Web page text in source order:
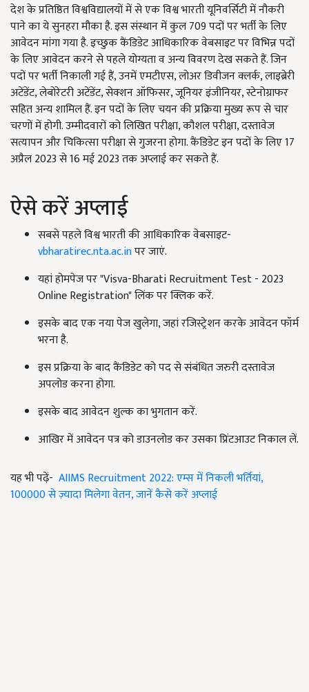
देश के प्रतिष्ठित विश्वविद्यालयों में से एक विश्व भारती यूनिवर्सिटी में नौकरी
पाने का ये सुनहरा मौका है. इस संस्थान में कुल 709 पदों पर भर्ती के लिए
आवेदन मांगा गया है. इच्छुक कैंडिडेट आधिकारिक वेबसाइट पर विभिन्न पदों
के लिए आवेदन करने से पहले योग्यता व अन्य विवरण देख सकते हैं. जिन
पदों पर भर्ती निकाली गई हैं, उनमें एमटीएस, लोअर डिवीजन क्लर्क, लाइब्रेरी
अटेंडेंट, लेबोरेटरी अटेंडेंट, सेक्शन ऑफिसर, जूनियर इंजीनियर, स्टेनोग्राफर
सहित अन्य शामिल हैं. इन पदों के लिए चयन की प्रक्रिया मुख्य रूप से चार
चरणों में होगी. उम्मीदवारों को लिखित परीक्षा, कौशल परीक्षा, दस्तावेज
सत्यापन और चिकित्सा परीक्षा से गुजरना होगा. कैंडिडेट इन पदों के लिए 17
अप्रैल 2023 से 16 मई 2023 तक अप्लाई कर सकते हैं.
ऐसे करें अप्लाई
सबसे पहले विश्व भारती की आधिकारिक वेबसाइट-
vbharatirec.nta.ac.inपर जाएं.
यहां होमपेज पर "Visva-Bharati Recruitment Test - 2023
Online Registration" लिंक पर क्लिक करें.
इसके बाद एक नया पेज खुलेगा, जहां रजिस्ट्रेशन करके आवेदन फॉर्म
भरना है.
इस प्रक्रिया के बाद कैंडिडेट को पद से संबंधित जरुरी दस्तावेज
अपलोड करना होगा.
इसके बाद आवेदन शुल्क का भुगतान करें.
आखिर में आवेदन पत्र को डाउनलोड कर उसका प्रिंटआउट निकाल लें.
यह भी पढ़ें- AIIMS Recruitment 2022: एम्स में निकली भर्तियां,
100000 से ज़्यादा मिलेगा वेतन, जानें कैसे करें अप्लाई